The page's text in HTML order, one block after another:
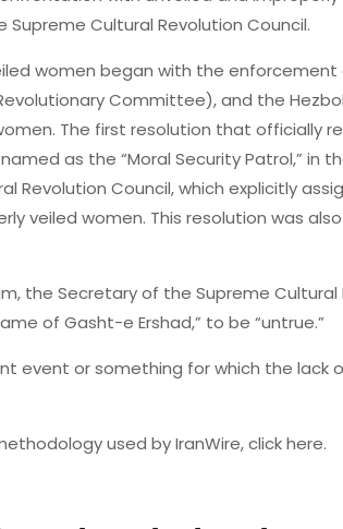
Cultural Revolution Council.
women began with the
Committee), and the
The first resolution that officially
as the “Moral Security Patrol,” in
Revolution Council, which explicitly
veiled women. This resolution was
the Secretary of the Supreme
of Gasht-e Ershad,” to be “untrue.”
event or something for which the lack
used by IranWire, click here.